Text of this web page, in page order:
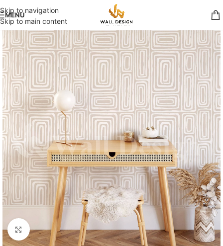
Skip to navigation
Skip to main content
MENU
Élargir